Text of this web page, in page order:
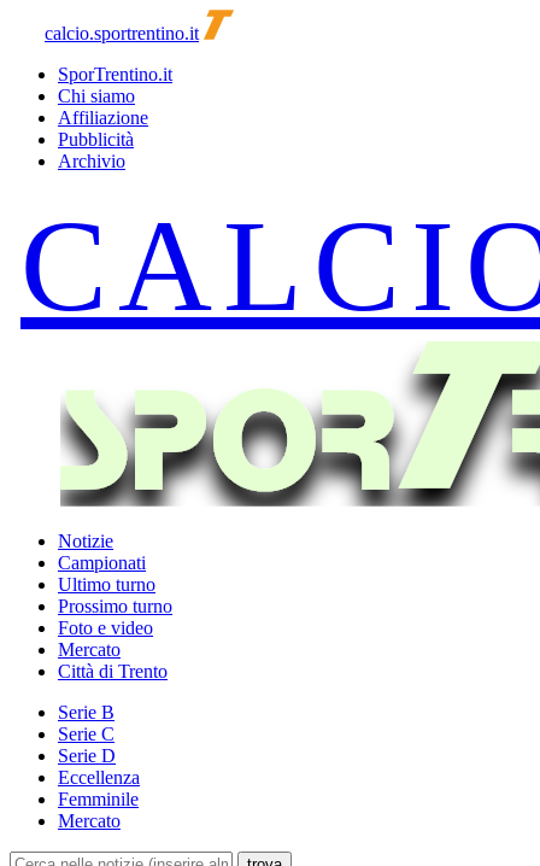
calcio.sportrentino.it
SporTrentino.it
Chi siamo
Affiliazione
Pubblicità
Archivio
Notizie
Campionati
Ultimo turno
Prossimo turno
Foto e video
Mercato
Città di Trento
Serie B
Serie C
Serie D
Eccellenza
Femminile
Mercato